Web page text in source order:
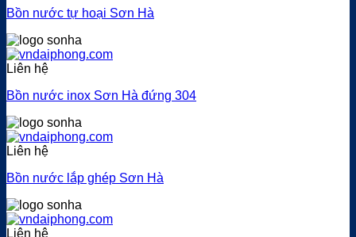
Bồn nước tự hoại Sơn Hà
Liên hệ
Bồn nước inox Sơn Hà đứng 304
Liên hệ
Bồn nước lắp ghép Sơn Hà
Liên hệ